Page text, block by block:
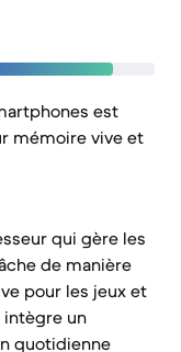
est
mémoire vive et
qui gère les
de manière
pour les jeux et
intègre un
quotidienne